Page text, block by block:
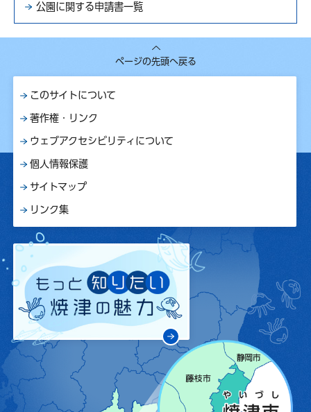
公園に関する申請書一覧
ページの先頭へ戻る
このサイトについて
著作権・リンク
ウェブアクセシビリティについて
個人情報保護
サイトマップ
リンク集